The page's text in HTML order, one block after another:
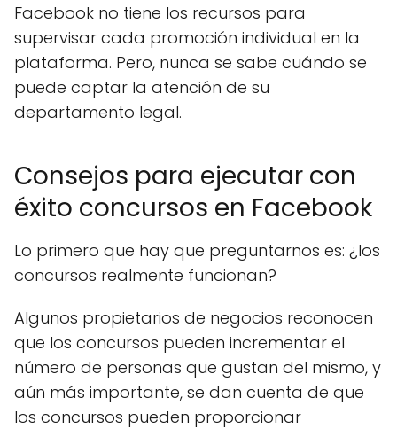
Facebook no tiene los recursos para
supervisar cada promoción individual en la
plataforma. Pero, nunca se sabe cuándo se
puede captar la atención de su
departamento legal.
Consejos para ejecutar con
éxito concursos en Facebook
Lo primero que hay que preguntarnos es: ¿los
concursos realmente funcionan?
Algunos propietarios de negocios reconocen
que los concursos pueden incrementar el
número de personas que gustan del mismo, y
aún más importante, se dan cuenta de que
los concursos pueden proporcionar